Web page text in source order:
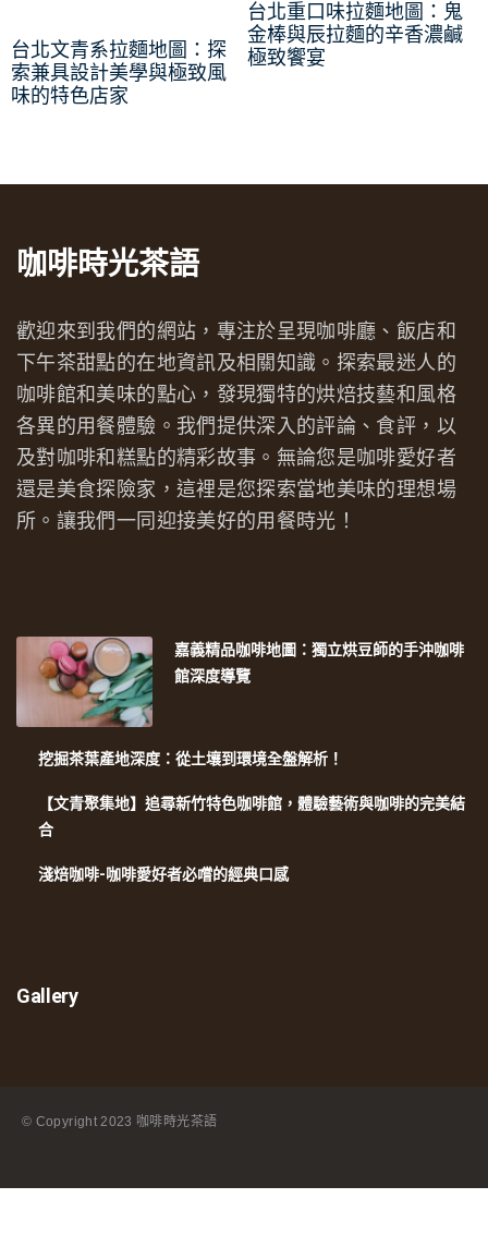
台北文青系拉麵地圖：探
索兼具設計美學與極致風
味的特色店家
台北重口味拉麵地圖：鬼
金棒與辰拉麵的辛香濃鹹
極致饗宴
咖啡時光茶語
歡迎來到我們的網站，專注於呈現咖啡廳、飯店和
下午茶甜點的在地資訊及相關知識。探索最迷人的
咖啡館和美味的點心，發現獨特的烘焙技藝和風格
各異的用餐體驗。我們提供深入的評論、食評，以
及對咖啡和糕點的精彩故事。無論您是咖啡愛好者
還是美食探險家，這裡是您探索當地美味的理想場
所。讓我們一同迎接美好的用餐時光！
嘉義精品咖啡地圖：獨立烘豆師的手沖咖啡
館深度導覽
挖掘茶葉產地深度：從土壤到環境全盤解析！
【文青聚集地】追尋新竹特色咖啡館，體驗藝術與咖啡的完美結
合
淺焙咖啡-咖啡愛好者必嚐的經典口感
Gallery
© Copyright2023 咖啡時光茶語